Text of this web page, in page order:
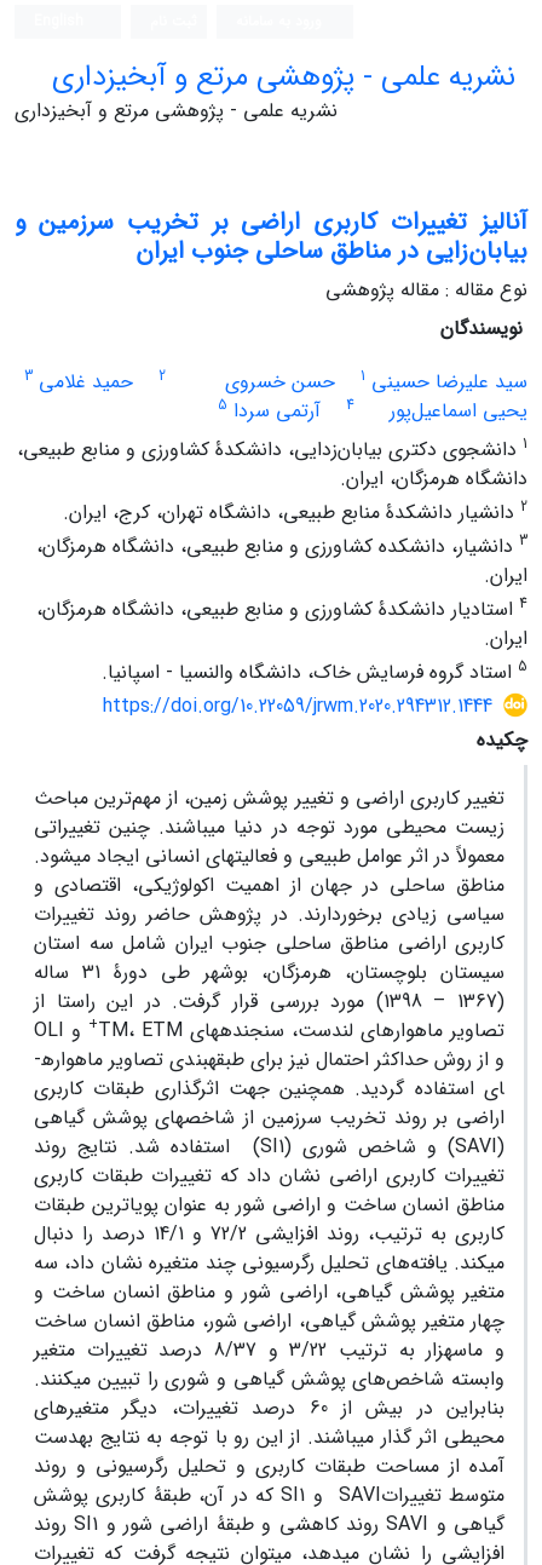
نشریه علمی - پژوهشی مرتع و آبخیزداری
نشریه علمی - پژوهشی مرتع و آبخیزداری
آنالیز تغییرات کاربری اراضی بر تخریب سرزمین و
بیابان‌زایی در مناطق ساحلی جنوب ایران
نوع مقاله : مقاله پژوهشی
نویسندگان
سید علیرضا حسینی 1 حسن خسروی 2 حمید غلامی 3
یحیی اسماعیل‌پور 4 آرتمی سردا 5
1 دانشجوی دکتری بیابان‌زدایی، دانشکدۀ کشاورزی و منابع طبیعی،
دانشگاه هرمزگان،‌ ایران.
2 دانشیار دانشکدۀ منابع طبیعی، دانشگاه تهران، کرج، ایران.
3 دانشیار، دانشکده کشاورزی و منابع طبیعی، دانشگاه هرمزگان،
ایران.
4 استادیار دانشکدۀ کشاورزی و منابع طبیعی، دانشگاه هرمزگان،‌
ایران.
5 استاد گروه فرسایش خاک، دانشگاه والنسیا - اسپانیا.
https://doi.org/10.22059/jrwm.2020.294312.1444
چکیده
تغییر کاربری اراضی و تغییر پوشش زمین، از مهم‌ترین مباحث
زیست محیطی مورد توجه در دنیا می­باشند. چنین تغییراتی
معمولاً در اثر عوامل طبیعی و فعالیت­های انسانی ایجاد می­شود.
مناطق ساحلی در جهان از اهمیت اکولوژیکی، اقتصادی و
سیاسی زیادی برخوردارند. در پژوهش حاضر روند تغییرات
کاربری اراضی مناطق ساحلی جنوب ایران شامل سه استان
سیستان بلوچستان، هرمزگان، بوشهر طی دورۀ 31 ساله
(1367 – 1398) مورد بررسی قرار گرفت. در این راستا از
تصاویر ماهواره­ای لندست، سنجنده­های TM، ETM
+
و OLI
و از روش حداکثر احتمال نیز برای طبقه­بندی تصاویر ماهواره­
ای استفاده گردید. همچنین جهت اثرگذاری طبقات کاربری
اراضی بر روند تخریب سرزمین از شاخص­های پوشش گیاهی
(SAVI) و شاخص شوری (SI1) استفاده شد. نتایج روند
تغییرات کاربری اراضی نشان داد که تغییرات طبقات کاربری
مناطق انسان ساخت و اراضی شور به عنوان پویا­ترین طبقات
کاربری به ترتیب، روند افزایشی 72/2 و 14/1 درصد را دنبال
می­کند. یافته‌های تحلیل رگرسیونی چند متغیره نشان داد، سه
متغیر پوشش گیاهی، اراضی شور و مناطق انسان ساخت و
چهار متغیر پوشش گیاهی، اراضی شور، مناطق انسان ساخت
و ماسه­زار به ترتیب 3/22 و 8/37 درصد تغییرات متغیر
وابسته شاخص‌های پوشش گیاهی و شوری را تبیین می­کنند.
بنابراین در بیش از 60 درصد تغییرات، دیگر متغیرهای
محیطی اثر گذار می­باشند. از این رو با توجه به نتایج به­دست
آمده از مساحت طبقات کاربری و تحلیل رگرسیونی و روند
متوسط تغییرات­SAVI و SI1 که در آن، طبقۀ کاربری پوشش
گیاهی و SAVI روند کاهشی و طبقۀ اراضی شور و SI1 روند
افزایشی را نشان می­دهد، می­توان نتیجه گرفت که تغییرات